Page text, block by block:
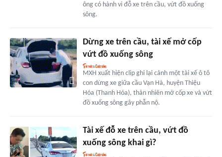
ông có hành vi đỗ xe trên cầu, vứt đồ xuống
sông.
Dừng xe trên cầu, tài xế mở cốp
vứt đồ xuống sông
MXH xuất hiện clip ghi lại cảnh một tài xế ô tô
con dừng xe giữa cầu Vạn Hà, huyện Thiệu
Hóa (Thanh Hóa), thản nhiên mở cốp xe và vứt
đồ xuống sông gây phẫn nộ.
Tài xế đỗ xe trên cầu, vứt đồ
xuống sông khai gì?